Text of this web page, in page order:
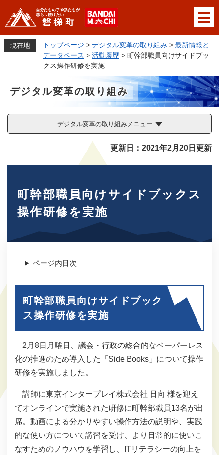
ジ
の
先
メニューを飛ばして本文へ
現在地 トップページ > デジタル変革の取り組み > 最新情報と
データベース > 活動履歴 > 町幹部職員向けサイドブッ
クス操作研修を実施
デジタル変革の取り組み
デジタル変革の取り組みメニュー
更新日：2021年2月20日更新
町幹部職員向けサイドブックス
操作研修を実施
ページ内目次
町幹部職員向けサイドブック
ス操作研修を実施
2月8日月曜日、議会・行政の総合的なペーパーレス
化の推進のため導入した「Side Books」について操作
研修を実施しました。
講師に東京インタープレイ株式会社 日向 様を迎え
てオンラインで実施された研修に町幹部職員13名が出
席。動画による分かりやすい操作方法の説明や、実践
的な使い方について講習を受け、より日常的に使いこ
なすためのノウハウを学習し、ITリテラシーの向上を